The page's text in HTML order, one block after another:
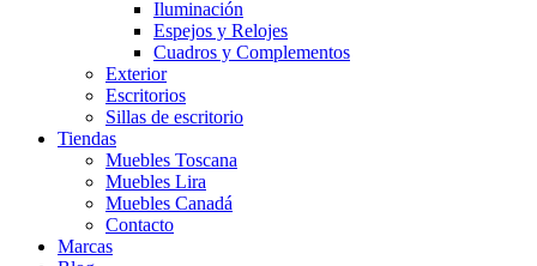
Iluminación
Espejos y Relojes
Cuadros y Complementos
Exterior
Escritorios
Sillas de escritorio
Tiendas
Muebles Toscana
Muebles Lira
Muebles Canadá
Contacto
Marcas